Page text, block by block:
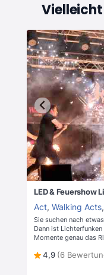
LED & Feuershow
Act, Walking Acts,
Sie suchen nach
Dann ist
Momente genau das
4,9 (6